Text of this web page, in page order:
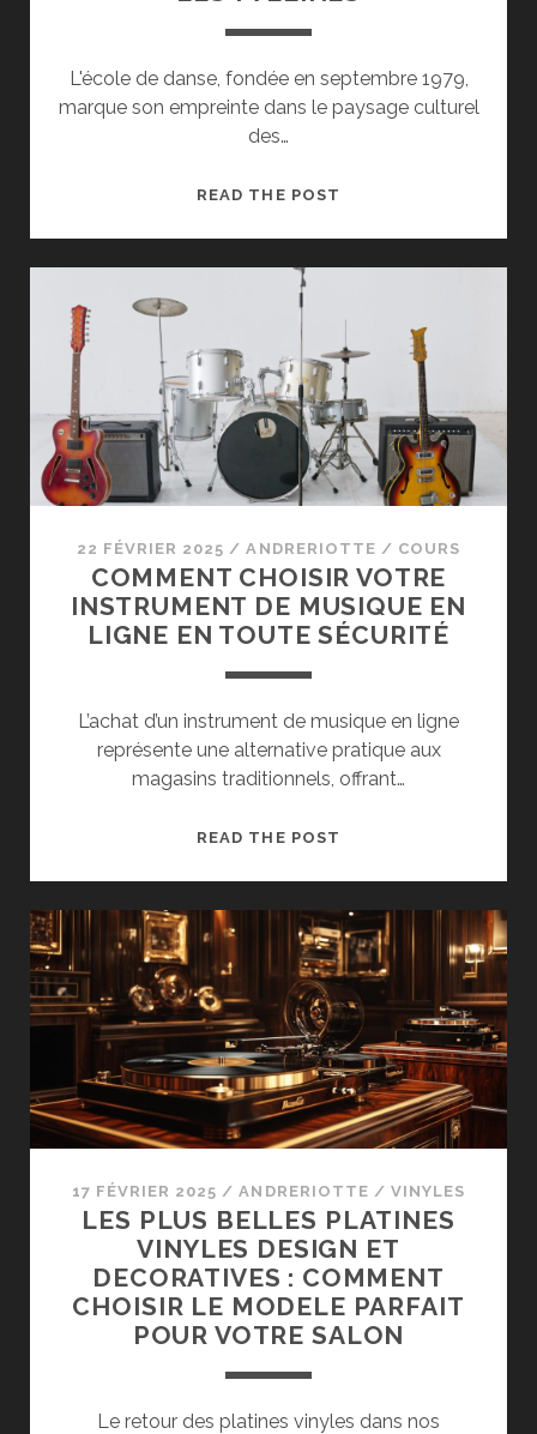
L'école de danse, fondée en septembre 1979,
marque son empreinte dans le paysage culturel
des…
READ THE POST
QUI
FONT
VIBRER
LES
YVELINES
22 FÉVRIER 2025 /ANDRERIOTTE / COURS
COMMENT CHOISIR VOTRE
INSTRUMENT DE MUSIQUE EN
LIGNE EN TOUTE SÉCURITÉ
L’achat d’un instrument de musique en ligne
représente une alternative pratique aux
magasins traditionnels, offrant…
READ THE POST
INSTRUMENT
DE
MUSIQUE
EN
LIGNE
EN
TOUTE
SÉCURITÉ
17 FÉVRIER 2025 /ANDRERIOTTE /VINYLES
LES PLUS BELLES PLATINES
VINYLES DESIGN ET
DECORATIVES : COMMENT
CHOISIR LE MODELE PARFAIT
POUR VOTRE SALON
Le retour des platines vinyles dans nos